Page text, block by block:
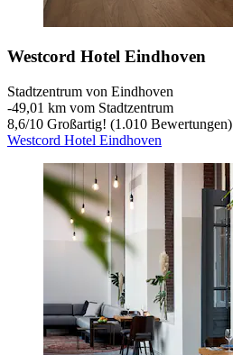
Westcord Hotel Eindhoven
Stadtzentrum von Eindhoven
‐49,01 km vom Stadtzentrum
8,6/10 Großartig! (1.010 Bewertungen)
Westcord Hotel Eindhoven